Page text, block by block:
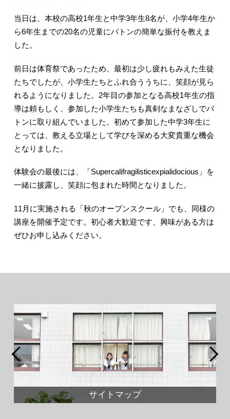
当日は、本校の高校1年生と中学3年生8名が、小学4年生か
ら6年生までの20名の児童にバトンの簡単な振付を教えま
した。
前日は体育祭であったため、最初は少し疲れもみえた生徒
たちでしたが、小学生たちとふれ合ううちに、笑顔が見ら
れるようになりました。2年目の参加となる高校1年生の指
導は頼もしく、参加した小学生たちも真剣なまなざしでバ
トンに取り組んでいました。初めて参加した中学3年生に
とっては、教える立場として学びを深める大変貴重な機会
となりました。
体験会の最後には、「Supercalifragilisticexpialidocious」を
一緒に披露し、笑顔に包まれた時間となりました。
11月に実施される「秋のオープンスクール」でも、同様の
講座を開催予定です。初心者大歓迎です、興味がある方は
ぜひお申し込みください。
サイトマップ